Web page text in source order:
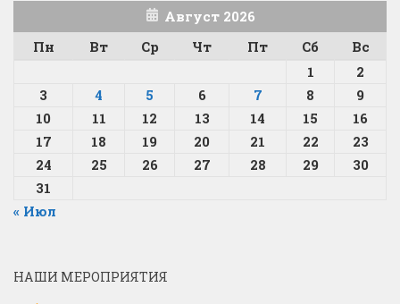
Август 2026
Пн
Вт Ср Чт Пт Сб
Вс
1
2
3
4 5 6 7 8
9
10
11 12 13 14 15
16
17
18 19 20 21 22
23
24
25 26 27 28 29
30
31
« Июл
НАШИ МЕРОПРИЯТИЯ